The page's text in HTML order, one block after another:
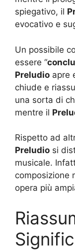
spiegativo, il
evocativo e
Un possibile
essere “
Preludio apre
chiude e
una sorta di
mentre il
Rispetto ad
Preludio si
musicale.
composizione
opera più